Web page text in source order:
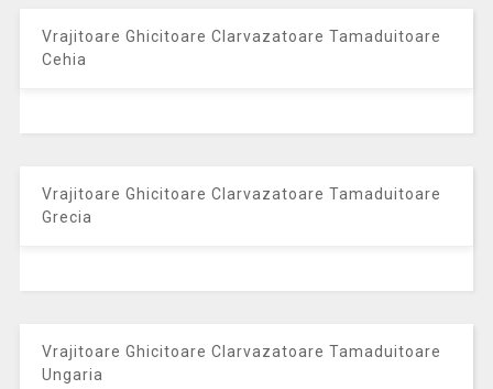
Vrajitoare Ghicitoare Clarvazatoare Tamaduitoare
Cehia
Vrajitoare Ghicitoare Clarvazatoare Tamaduitoare
Grecia
Vrajitoare Ghicitoare Clarvazatoare Tamaduitoare
Ungaria